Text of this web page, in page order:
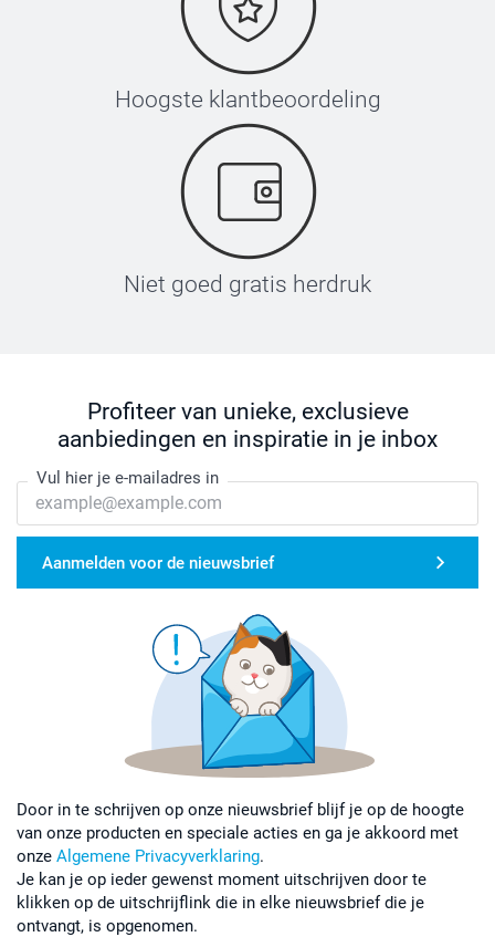
Hoogste klantbeoordeling
Niet goed gratis herdruk
Profiteer van unieke, exclusieve
aanbiedingen en inspiratie in je inbox
Vul hier je e-mailadres in
Aanmelden voor de nieuwsbrief
Door in te schrijven op onze nieuwsbrief blijf je op de hoogte
van onze producten en speciale acties en ga je akkoord met
onze Algemene Privacyverklaring.
Je kan je op ieder gewenst moment uitschrijven door te
klikken op de uitschrijflink die in elke nieuwsbrief die je
ontvangt, is opgenomen.